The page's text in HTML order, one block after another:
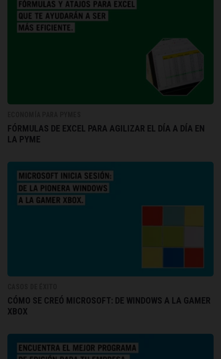
FÓRMULAS DE EXCEL PARA AGILIZAR EL DÍA A DÍA EN
LA PYME
CÓMO SE CREÓ MICROSOFT: DE WINDOWS A LA GAMER
XBOX